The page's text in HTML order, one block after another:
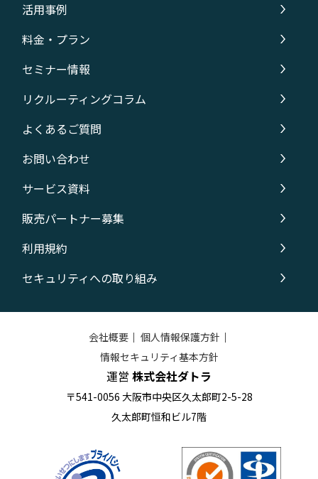
活用事例
料金・プラン
セミナー情報
リクルーティングコラム
よくあるご質問
お問い合わせ
サービス資料
販売パートナー募集
利用規約
セキュリティへの取り組み
会社概要｜ 個人情報保護方針 ｜
情報セキュリティ基本方針
運営 株式会社ダトラ
〒541-0056 大阪市中央区久太郎町2-5-28
久太郎町恒和ビル7階